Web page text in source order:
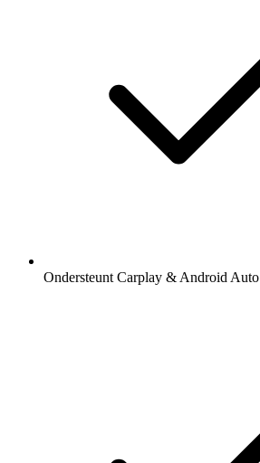
Ondersteunt Carplay & Android Auto